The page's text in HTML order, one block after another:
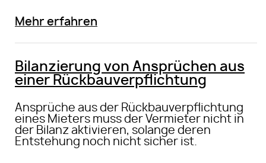
Mehr erfahren
Bilanzierung von Ansprüchen aus
einer Rückbauverpflichtung
Ansprüche aus der Rückbauverpflichtung
eines Mieters muss der Vermieter nicht in
der Bilanz aktivieren, solange deren
Entstehung noch nicht sicher ist.